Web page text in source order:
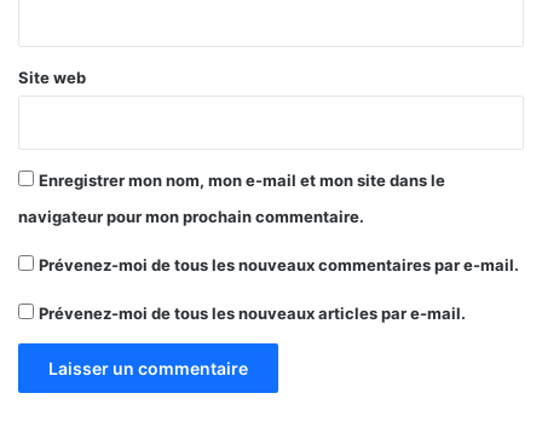
Site web
Enregistrer mon nom, mon e-mail et mon site dans le
navigateur pour mon prochain commentaire.
Prévenez-moi de tous les nouveaux commentaires par e-mail.
Prévenez-moi de tous les nouveaux articles par e-mail.